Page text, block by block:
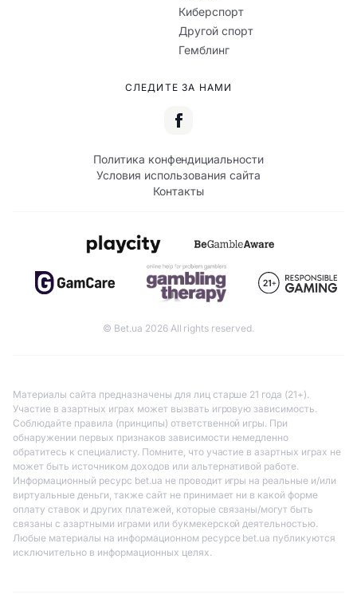
Киберспорт
Другой спорт
Гемблинг
СЛЕДИТЕ ЗА НАМИ
Политика конфендициальности
Условия использования сайта
Контакты
© Bet.ua 2026 All rights reserved.
Материалы сайта предназначены для лиц старше 21 года (21+).
Участие в азартных играх может вызвать игровую зависимость.
Соблюдайте правила (принципы) ответственной игры. При
обнаружении первых признаков зависимости немедленно
обратитесь к специалисту. Помните, что участие в азартных играх не
может быть источником доходов или альтернативой работе.
Информационный ресурс bet.ua не проводит игры на реальные и/или
виртуальные деньги, также сайт не принимает ни в какой форме
оплату ставок и других платежей, которые связаны/могут быть
связаны с азартными играми или букмекерской деятельностью.
Любые материалы на информационном ресурсе bet.ua публикуются
исключительно в информационных целях.